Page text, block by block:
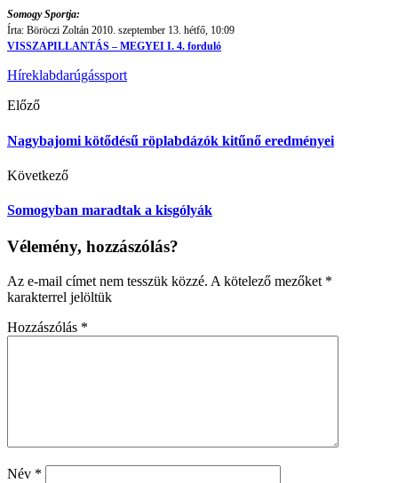
Somogy Sportja:
Írta: Böröczi Zoltán 2010. szeptember 13. hétfő, 10:09
VISSZAPILLANTÁS – MEGYEI I. 4. forduló
Híreklabdarúgássport
Előző
Nagybajomi kötődésű röplabdázók kitűnő eredményei
Következő
Somogyban maradtak a kisgólyák
Vélemény, hozzászólás?
Az e-mail címet nem tesszük közzé. A kötelező mezőket *
karakterrel jelöltük
Hozzászólás *
Név *